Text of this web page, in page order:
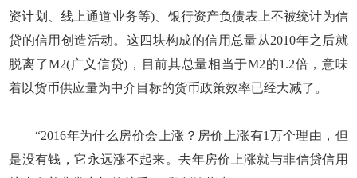
资计划、线上通道业务等)、银行资产负债表上不被统计为信
贷的信用创造活动。这四块构成的信用总量从2010年之后就
脱离了M2(广义信贷)，目前其总量相当于M2的1.2倍，意味
着以货币供应量为中介目标的货币政策效率已经大减了。
“2016年为什么房价会上涨？房价上涨有1万个理由，但
是没有钱，它永远涨不起来。去年房价上涨就与非信贷信用